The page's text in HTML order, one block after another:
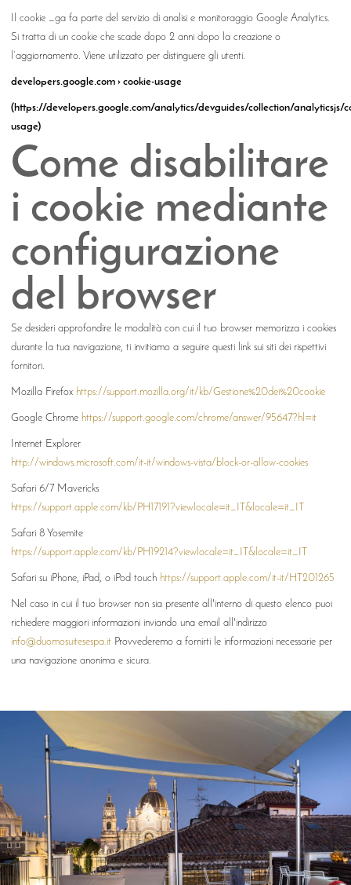
Il cookie _ga fa parte del servizio di analisi e monitoraggio Google Analytics.
Si tratta di un cookie che scade dopo 2 anni dopo la creazione o
l’aggiornamento. Viene utilizzato per distinguere gli utenti.
developers.google.com › cookie-usage
(https://developers.google.com/analytics/devguides/collection/analyticsjs/
usage)
Come disabilitare
i cookie mediante
configurazione
del browser
Se desideri approfondire le modalità con cui il tuo browser memorizza i cookies
durante la tua navigazione, ti invitiamo a seguire questi link sui siti dei rispettivi
fornitori.
Mozilla Firefox https://support.mozilla.org/it/kb/Gestione%20dei%20cookie
Google Chrome https://support.google.com/chrome/answer/95647?hl=it
Internet Explorer
http://windows.microsoft.com/it-it/windows-vista/block-or-allow-cookies
Safari 6/7 Mavericks
https://support.apple.com/kb/PH17191?viewlocale=it_IT&locale=it_IT
Safari 8 Yosemite
https://support.apple.com/kb/PH19214?viewlocale=it_IT&locale=it_IT
Safari su iPhone, iPad, o iPod touch https://support.apple.com/it-it/HT201265
Nel caso in cui il tuo browser non sia presente all'interno di questo elenco puoi
richiedere maggiori informazioni inviando una email all'indirizzo
info@duomosuitesespa.it Provvederemo a fornirti le informazioni necessarie per
una navigazione anonima e sicura.